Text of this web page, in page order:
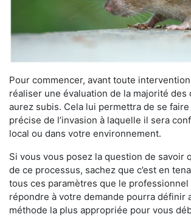
Pour commencer, avant toute
réaliser une évaluation de la majorité des
aurez subis. Cela lui permettra de se
précise de l’invasion à laquelle il sera
local ou dans votre environnement.
Si vous vous posez la question de savoir
de ce processus, sachez que c’est en
tous ces paramètres que le
répondre à votre demande pourra définir
méthode la plus appropriée pour vous